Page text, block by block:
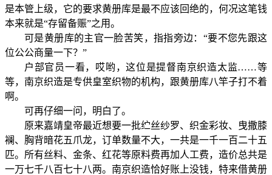
是本管上级，它的要求黄册库是最不应该回绝的，何况这笔钱
本来就是“存留备赈”之用。
可是黄册库的主官一脸苦笑，指指旁边：“要不您先跟这
位公公商量一下？”
户部官员一看，哎哟，这位是提督南京织造太监……等
等，南京织造是专供皇室织物的机构，跟黄册库八竿子打不着
啊。
可再仔细一问，明白了。
原来嘉靖皇帝最近想要一批纻丝纱罗、织金彩妆、曳撒膝
襕、胸背暗花五爪龙，订单数量不大，一共是一千一百二十五
匹。所有丝料、金条、红花等原料费再加人工费，造价总共是
一万七千八百七十八两。南京织造恰好账上没钱，特来借黄册